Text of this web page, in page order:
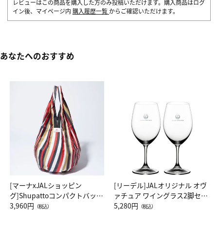
レビューはこの商品を購入した方のみ投稿いただけます。購入商品はログ
イン後、マイページ内 購入履歴一覧 からご確認いただけます。
あなたへのおすすめ
[マーナxJALショッピン
グ]Shupattoコンパクトバッグ
Drop JAL客室乗務員（LC）ス
3,960円 （税込）
[リーデル]JALオリジナル オヴ
ァチュア ワイングラス2脚セッ
ト（レッドワイン）
5,280円 （税込）